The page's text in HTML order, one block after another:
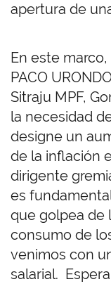
apertura de
En este
PACO
Sitraju MPF,
la necesidad
designe un
de la inflación
dirigente
es
que golpea de
consumo de
venimos con
salarial.